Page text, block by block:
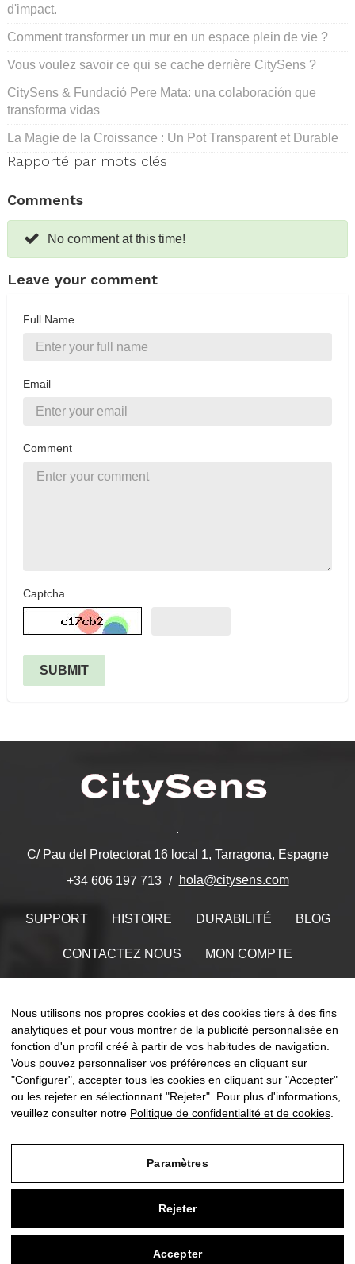
d'impact.
Comment transformer un mur en un espace plein de vie ?
Vous voulez savoir ce qui se cache derrière CitySens ?
CitySens & Fundació Pere Mata: una colaboración que
transforma vidas
La Magie de la Croissance : Un Pot Transparent et Durable
Rapporté par mots clés
Comments
No comment at this time!
Leave your comment
Full Name
Email
Comment
Captcha
SUBMIT
.
C/ Pau del Protectorat 16 local 1, Tarragona, Espagne
+34 606 197 713
hola@citysens.com
SUPPORT HISTOIRE DURABILITÉ BLOG
CONTACTEZ NOUS MON COMPTE
Toggle
☰
FR 0
Nous utilisons nos propres cookies et des cookies tiers à des fins
analytiques et pour vous montrer de la publicité personnalisée en
fonction d'un profil créé à partir de vos habitudes de navigation.
Vous pouvez personnaliser vos préférences en cliquant sur
"Configurer", accepter tous les cookies en cliquant sur "Accepter"
ou les rejeter en sélectionnant "Rejeter". Pour plus d'informations,
veuillez consulter notre Politique de confidentialité et de cookies
Paramètres
Rejeter
Accepter